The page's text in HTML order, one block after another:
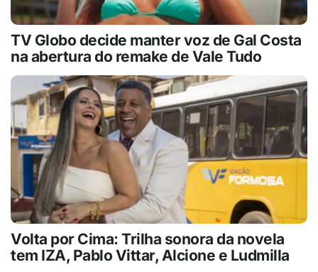
TV Globo decide manter voz de Gal Costa
na abertura do remake de Vale Tudo
Volta por Cima: Trilha sonora da novela
tem IZA, Pablo Vittar, Alcione e Ludmilla